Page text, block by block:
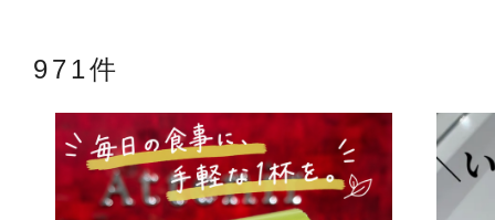
アテニアの「
971件